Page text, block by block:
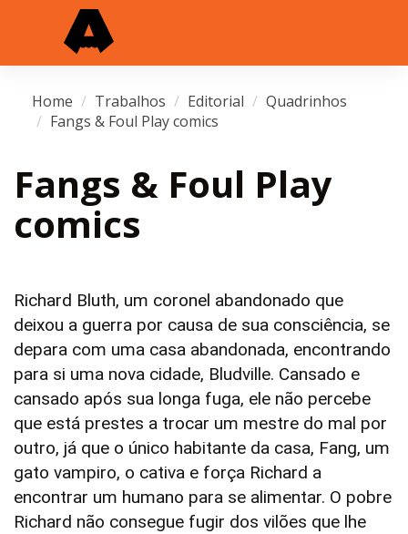
Home Trabalhos Editorial
Quadrinhos
Fangs & Foul Play comics
Fangs & Foul Play
comics
Richard Bluth, um coronel abandonado que
deixou a guerra por causa de sua consciência, se
depara com uma casa abandonada, encontrando
para si uma nova cidade, Bludville. Cansado e
cansado após sua longa fuga, ele não percebe
que está prestes a trocar um mestre do mal por
outro, já que o único habitante da casa, Fang, um
gato vampiro, o cativa e força Richard a
encontrar um humano para se alimentar. O pobre
Richard não consegue fugir dos vilões que lhe